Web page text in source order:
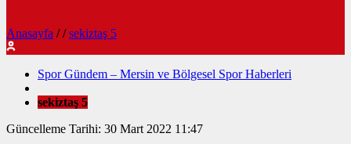
Anasayfa / / sekiztaş 5
Spor Gündem – Mersin ve Bölgesel Spor Haberleri
sekiztaş 5
Güncelleme Tarihi: 30 Mart 2022 11:47